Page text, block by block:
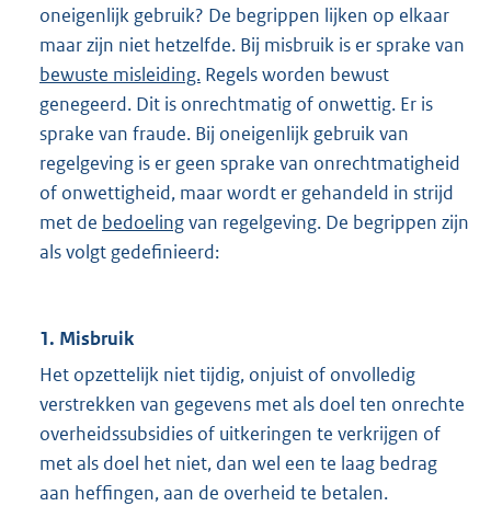
oneigenlijk gebruik? De begrippen lijken op elkaar
maar zijn niet hetzelfde. Bij misbruik is er sprake van
bewuste misleiding. Regels worden bewust
genegeerd. Dit is onrechtmatig of onwettig. Er is
sprake van fraude. Bij oneigenlijk gebruik van
regelgeving is er geen sprake van onrechtmatigheid
of onwettigheid, maar wordt er gehandeld in strijd
met de bedoelingvan regelgeving. De begrippen zijn
als volgt gedefinieerd:
1. Misbruik
Het opzettelijk niet tijdig, onjuist of onvolledig
verstrekken van gegevens met als doel ten onrechte
overheidssubsidies of uitkeringen te verkrijgen of
met als doel het niet, dan wel een te laag bedrag
aan heffingen, aan de overheid te betalen.